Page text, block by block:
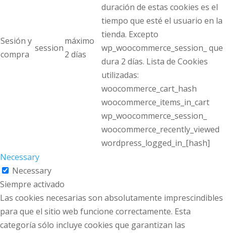
Sesión y
compra
session
máximo
2 días
duración de estas cookies es el
tiempo que esté el usuario en la
tienda. Excepto
wp_woocommerce_session_ que
dura 2 días. Lista de Cookies
utilizadas:
woocommerce_cart_hash
woocommerce_items_in_cart
wp_woocommerce_session_
woocommerce_recently_viewed
wordpress_logged_in_[hash]
Necessary
Necessary
Siempre activado
Las cookies necesarias son absolutamente imprescindibles
para que el sitio web funcione correctamente. Esta
categoría sólo incluye cookies que garantizan las